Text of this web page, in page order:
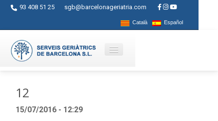
93 408 51 25 sgb@barcelonageriatria.com
Català Español
Servicios
12
15/07/2016 - 12:29